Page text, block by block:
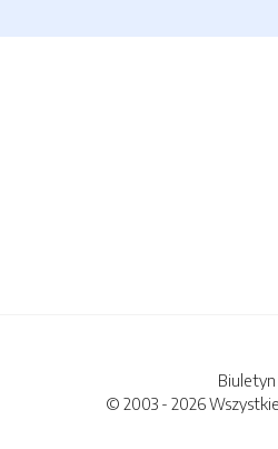
Biuletyn
© 2003 - 2026